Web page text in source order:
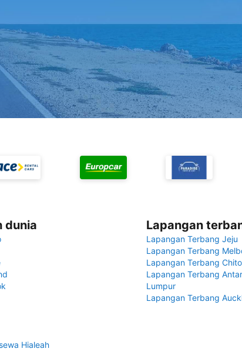
dunia Lapangan
Lapangan Terbang Jeju
Lapangan Terbang
Lapangan Terbang
Lapangan Terbang
Lumpur
Lapangan Terbang
Hialeah